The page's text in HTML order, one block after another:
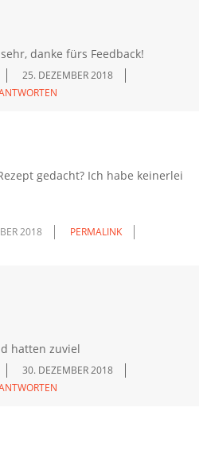
danke fürs Feedback!
25. DEZEMBER 2018
gedacht? Ich habe keinerlei
2018
PERMALINK
hatten zuviel
30. DEZEMBER 2018